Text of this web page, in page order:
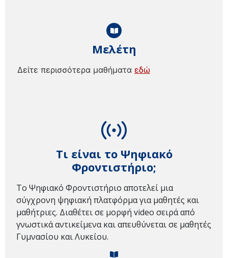
Τι είναι το Ψηφιακό
Φροντιστήριο;
Το Ψηφιακό Φροντιστήριο αποτελεί μια
σύγχρονη ψηφιακή πλατφόρμα για μαθητές και
μαθήτριες. Διαθέτει σε μορφή video σειρά από
γνωστικά αντικείμενα και απευθύνεται σε μαθητές
Γυμνασίου και Λυκείου.
Μελέτη
Δείτε περισσότερα μαθήματα εδώ